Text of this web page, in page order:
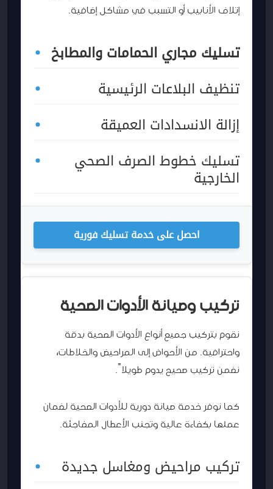
إتلاف الأنابيب أو التسبب في مشاكل إضافية.
تسليك مجاري الحمامات والمطابخ
تنظيف البلاعات الرئيسية
إزالة الانسدادات العميقة
تسليك خطوط الصرف الصحي
الخارجية
احصل على خدمة تسليك فورية
تركيب وصيانة الأدوات الصحية
نقوم بتركيب جميع أنواع الأدوات الصحية بدقة
واحترافية. من الأحواض إلى المراحيض والخلاطات،
نضمن تركيب صحيح يدوم طويلاً.
كما نوفر خدمة صيانة دورية للأدوات الصحية لضمان
عملها بكفاءة عالية وتجنب الأعطال المفاجئة.
تركيب مراحيض ومغاسل جديدة